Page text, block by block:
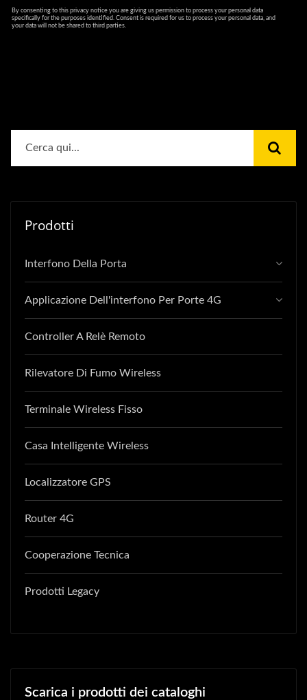
Prodotti
Interfono Della Porta
Applicazione Dell'interfono Per Porte 4G
Controller A Relè Remoto
Rilevatore Di Fumo Wireless
Terminale Wireless Fisso
Casa Intelligente Wireless
Localizzatore GPS
Router 4G
Cooperazione Tecnica
Prodotti Legacy
Scarica i prodotti dei cataloghi